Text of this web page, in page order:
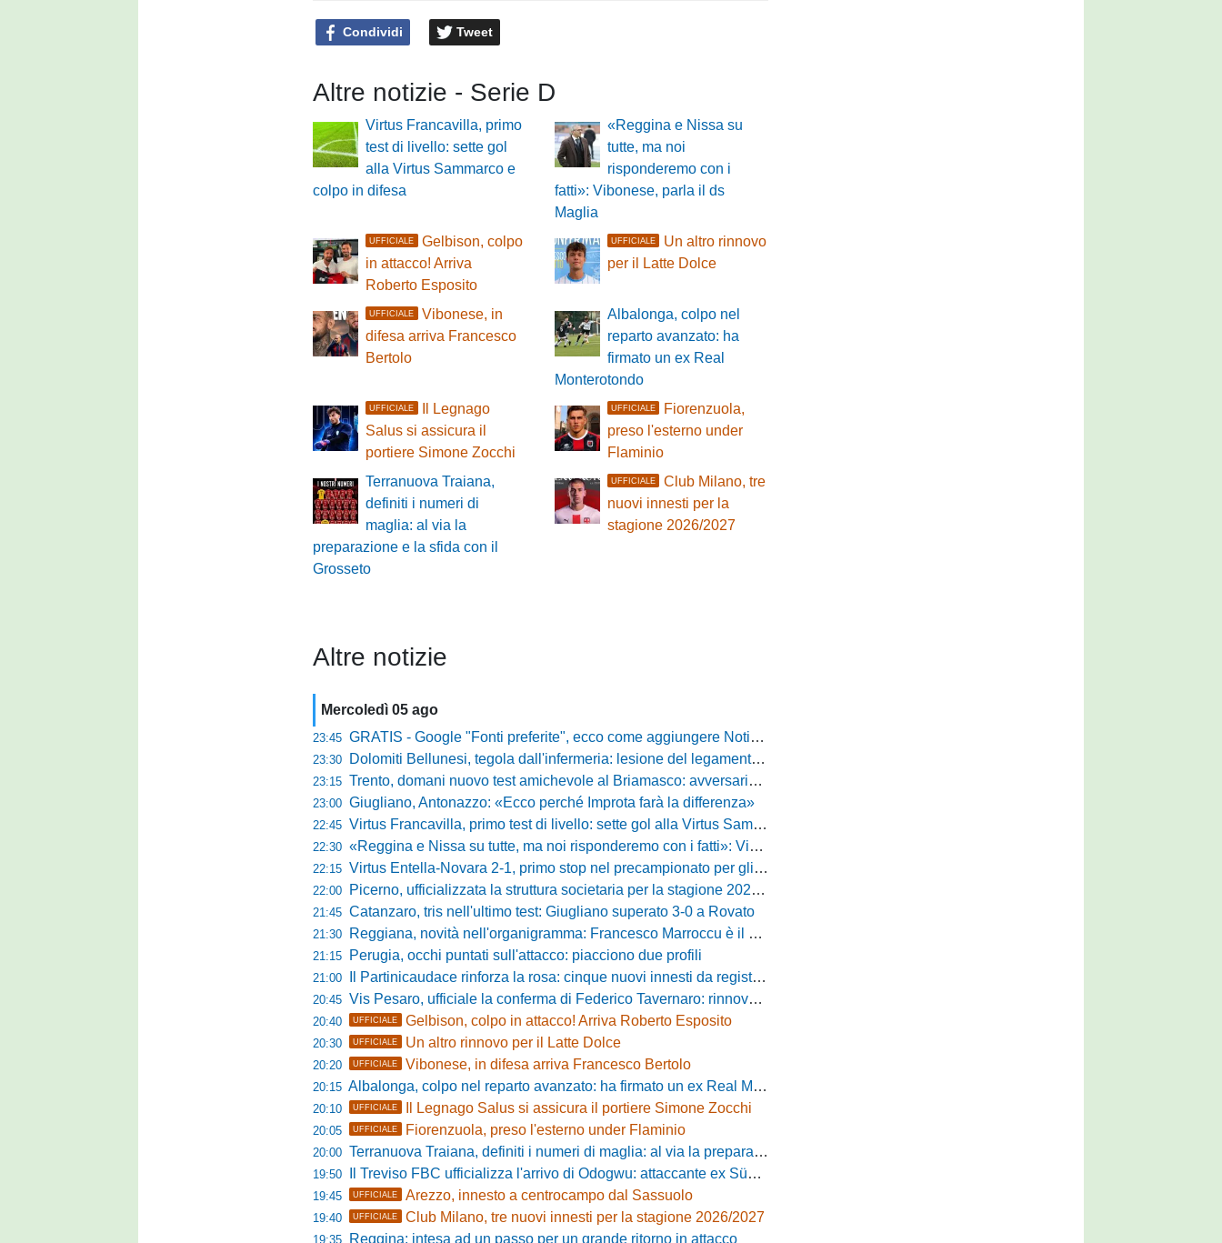
Condividi Tweet
Altre notizie - Serie D
Virtus Francavilla, primo
test di livello: sette gol
alla Virtus Sammarco e
colpo in difesa
«Reggina e Nissa su
tutte, ma noi
risponderemo con i
fatti»: Vibonese, parla il ds
Maglia
UFFICIALE
Gelbison, colpo
in attacco! Arriva
Roberto Esposito
UFFICIALE
Un altro rinnovo
per il Latte Dolce
UFFICIALE
Vibonese, in
difesa arriva Francesco
Bertolo
Albalonga, colpo nel
reparto avanzato: ha
firmato un ex Real
Monterotondo
UFFICIALE
Il Legnago
Salus si assicura il
portiere Simone Zocchi
UFFICIALE
Fiorenzuola,
preso l'esterno under
Flaminio
Terranuova Traiana,
definiti i numeri di
maglia: al via la
preparazione e la sfida con il
Grosseto
UFFICIALE
Club Milano, tre
nuovi innesti per la
stagione 2026/2027
Altre notizie
Mercoledì 05 ago
23:45 GRATIS - Google "Fonti preferite", ecco come aggiungere NotiziarioCalcio alle tue notizie
23:30 Dolomiti Bellunesi, tegola dall'infermeria: lesione del legamento crociato per Nicola Masut
23:15 Trento, domani nuovo test amichevole al Briamasco: avversaria la Roma Under 20
23:00 Giugliano, Antonazzo: «Ecco perché Improta farà la differenza»
22:45 Virtus Francavilla, primo test di livello: sette gol alla Virtus Sammarco e colpo in difesa
22:30 «Reggina e Nissa su tutte, ma noi risponderemo con i fatti»: Vibonese, parla il ds Maglia
22:15 Virtus Entella-Novara 2-1, primo stop nel precampionato per gli azzurri: Forte ribalta Lartey nel finale
22:00 Picerno, ufficializzata la struttura societaria per la stagione 2026-2027
21:45 Catanzaro, tris nell'ultimo test: Giugliano superato 3-0 a Rovato
21:30 Reggiana, novità nell'organigramma: Francesco Marroccu è il nuovo DG dell'Area Tecnica
21:15 Perugia, occhi puntati sull'attacco: piacciono due profili
21:00 Il Partinicaudace rinforza la rosa: cinque nuovi innesti da registrare
20:45 Vis Pesaro, ufficiale la conferma di Federico Tavernaro: rinnovato il prestito dal Venezia
20:40 UFFICIALE Gelbison, colpo in attacco! Arriva Roberto Esposito
20:30 UFFICIALE Un altro rinnovo per il Latte Dolce
20:20 UFFICIALE Vibonese, in difesa arriva Francesco Bertolo
20:15 Albalonga, colpo nel reparto avanzato: ha firmato un ex Real Monterotondo
20:10 UFFICIALE Il Legnago Salus si assicura il portiere Simone Zocchi
20:05 UFFICIALE Fiorenzuola, preso l'esterno under Flaminio
20:00 Terranuova Traiana, definiti i numeri di maglia: al via la preparazione e la sfida con il Grosseto
19:50 Il Treviso FBC ufficializza l'arrivo di Odogwu: attaccante ex Südtirol
19:45 UFFICIALE Arezzo, innesto a centrocampo dal Sassuolo
19:40 UFFICIALE Club Milano, tre nuovi innesti per la stagione 2026/2027
19:35 Reggina: intesa ad un passo per un grande ritorno in attacco